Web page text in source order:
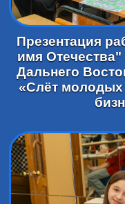
Презентация
имя
Дальнего
«Слёт молодых